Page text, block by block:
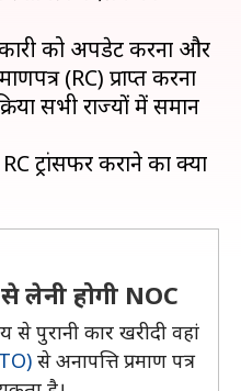
को अपडेट करना और
(RC) प्राप्त करना
सभी राज्यों में समान
ट्रांसफर कराने का क्या
लेनी होगी NOC
पुरानी कार खरीदी वहां
से अनापत्ति प्रमाण पत्र